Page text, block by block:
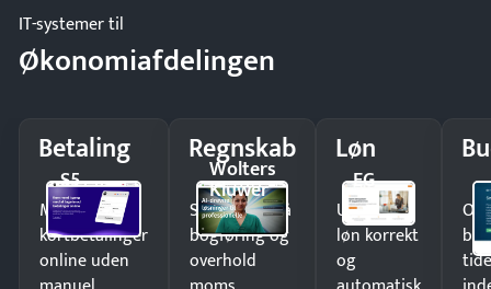
IT-systemer til
Økonomiafdelingen
Betaling
S5
Modtag
kortbetalinger
online uden
Regnskab
Wolters
Kluwer
Spar timer på
bogføring og
overhold
Løn
EG
Udbetal
løn korrekt
og